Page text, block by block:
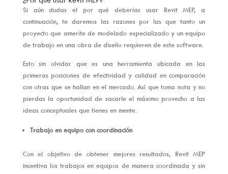
Si aún dudas el por qué deberías usar Revit MEP, a
continuación, te daremos las razones por las que tanto un
proyecto que amerite de modelado especializado y un equipo
de trabajo en una obra de diseño requieren de este software.
Esto sin olvidar que es una herramienta ubicada en las
primeras posiciones de efectividad y calidad en comparación
con otras que se hallan en el mercado. Así que toma nota y no
pierdas la oportunidad de sacarle el máximo provecho a las
ideas conceptuales que tienes en mente.
Trabajo en equipo con coordinación
Con el objetivo de obtener mejores resultados, Revit MEP
incentiva los trabajos en equipos de manera coordinada y sin